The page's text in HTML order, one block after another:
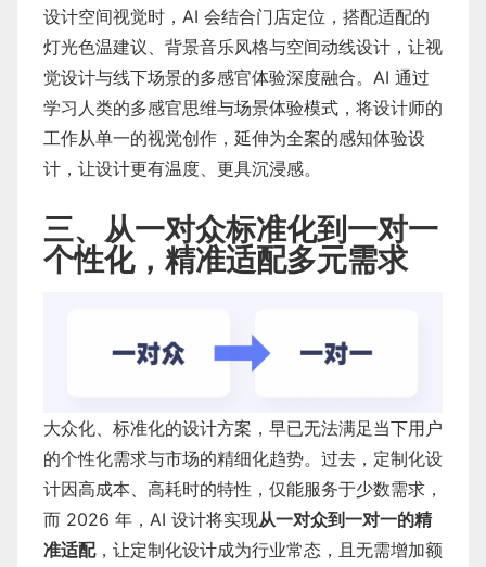
设计空间视觉时，AI 会结合门店定位，搭配适配的
灯光色温建议、背景音乐风格与空间动线设计，让视
觉设计与线下场景的多感官体验深度融合。AI 通过
学习人类的多感官思维与场景体验模式，将设计师的
工作从单一的视觉创作，延伸为全案的感知体验设
计，让设计更有温度、更具沉浸感。
三、从一对众标准化到一对一
个性化，精准适配多元需求
大众化、标准化的设计方案，早已无法满足当下用户
的个性化需求与市场的精细化趋势。过去，定制化设
计因高成本、高耗时的特性，仅能服务于少数需求，
而 2026 年，AI 设计将实现从一对众到一对一的精
准适配，让定制化设计成为行业常态，且无需增加额